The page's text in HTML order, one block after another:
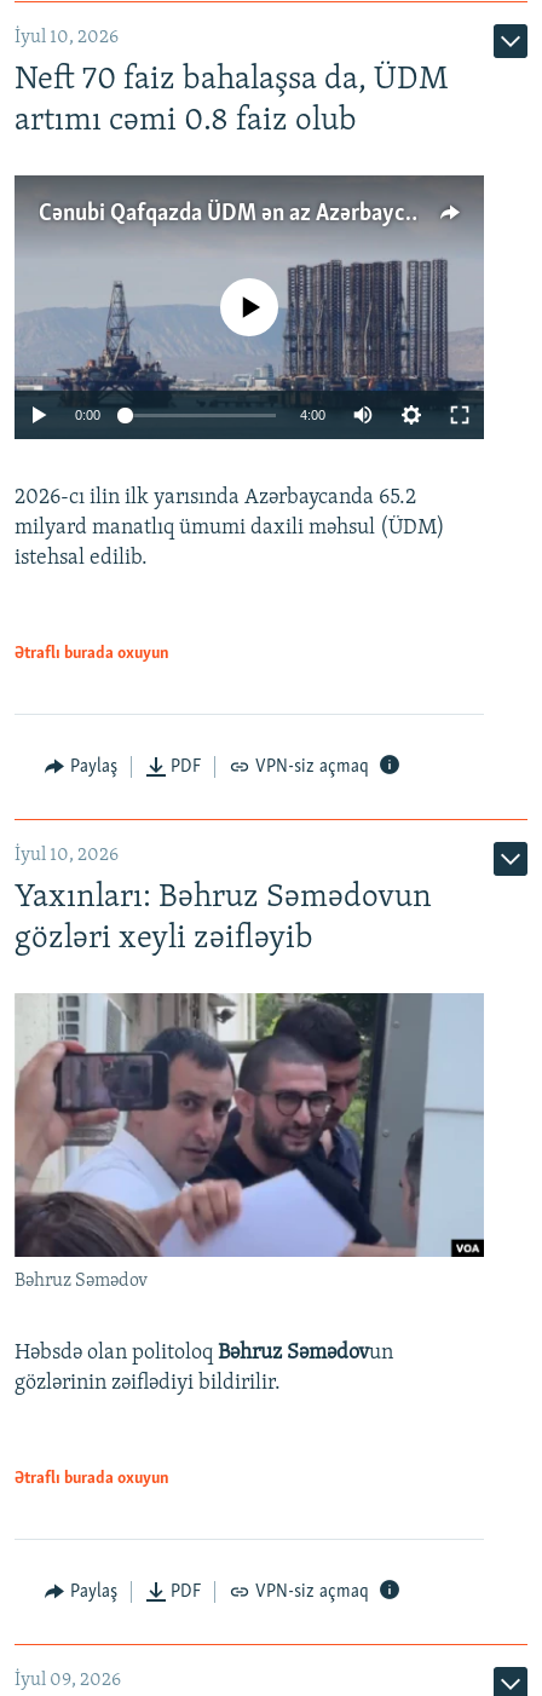
İyul 10, 2026
Neft 70 faiz bahalaşsa da, ÜDM
artımı cəmi 0.8 faiz olub
Cənubi Qafqazda ÜDM ən az Azərbaycanda artır: Qonşuları niyə Bakını qabaqlaya bilir?
Auto 240p 360p 480p
No media source currently available
0:00 4:00
360p
480p
2026-cı ilin ilk yarısında Azərbaycanda 65.2
milyard manatlıq ümumi daxili məhsul (ÜDM)
istehsal edilib.
Ətraflı burada oxuyun
Paylaş PDF VPN-siz açmaq
İyul 10, 2026
Yaxınları: Bəhruz Səmədovun
gözləri xeyli zəifləyib
Bəhruz Səmədov
Həbsdə olan politoloq Bəhruz Səmədovun
gözlərinin zəiflədiyi bildirilir.
Ətraflı burada oxuyun
Paylaş PDF VPN-siz açmaq
İyul 09, 2026